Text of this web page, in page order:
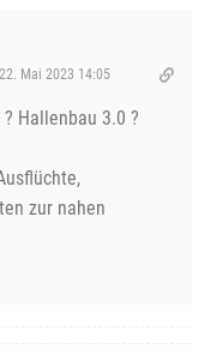
22. Mai 2023 14:05
Hallenbau 3.0 ?
zur nahen